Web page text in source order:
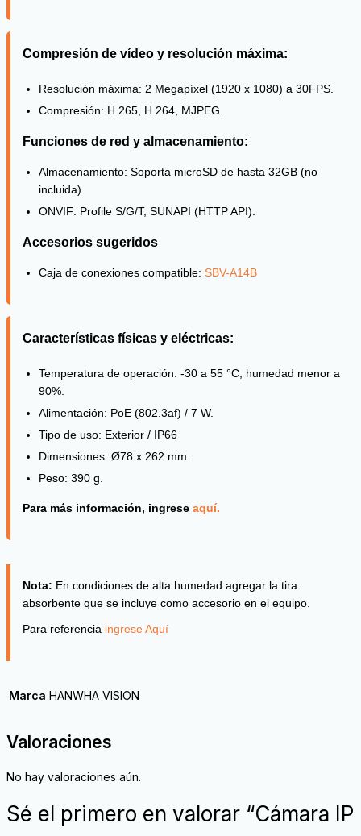
Compresión de vídeo y resolución máxima:
Resolución máxima: 2 Megapíxel (1920 x 1080) a 30FPS.
Compresión: H.265, H.264, MJPEG.
Funciones de red y almacenamiento:
Almacenamiento: Soporta microSD de hasta 32GB (no
incluida).
ONVIF: Profile S/G/T, SUNAPI (HTTP API).
Accesorios sugeridos
Caja de conexiones compatible: SBV-A14B
Características físicas y eléctricas:
Temperatura de operación: -30 a 55 °C, humedad menor a
90%.
Alimentación: PoE (802.3af) / 7 W.
Tipo de uso: Exterior / IP66
Dimensiones: Ø78 x 262 mm.
Peso: 390 g.
Para más información, ingrese aquí.
Nota: En condiciones de alta humedad agregar la tira
absorbente que se incluye como accesorio en el equipo.
Para referencia ingrese Aquí
Marca HANWHA VISION
Valoraciones
No hay valoraciones aún.
Sé el primero en valorar “Cámara IP